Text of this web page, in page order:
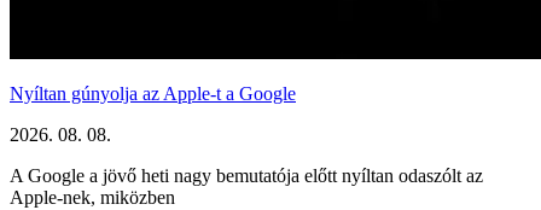
Nyíltan gúnyolja az Apple-t a Google
2026. 08. 08.
A Google a jövő heti nagy bemutatója előtt nyíltan odaszólt az
Apple-nek, miközben